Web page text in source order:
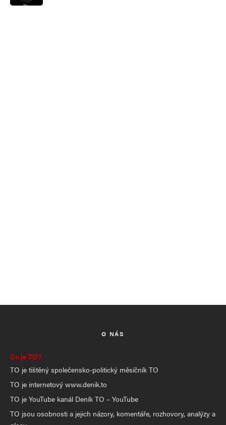
O NÁS
Co je TO?
TO je tištěný společensko-politický měsíčník TO
TO je internetový www.denik.to
TO je YouTube kanál Deník TO – YouTube
TO jsou osobnosti a jejich názory, komentáře, rozhovory, analýzy a